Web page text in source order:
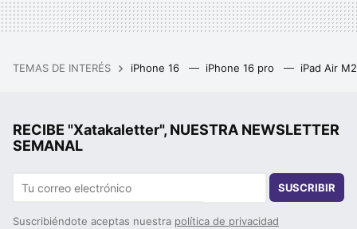
TEMAS DE INTERÉS iPhone 16 iPhone 16 pro iPad Air
RECIBE "Xatakaletter", NUESTRA NEWSLETTER
SEMANAL
SUSCRIBIR
Suscribiéndote aceptas nuestra política de privacidad